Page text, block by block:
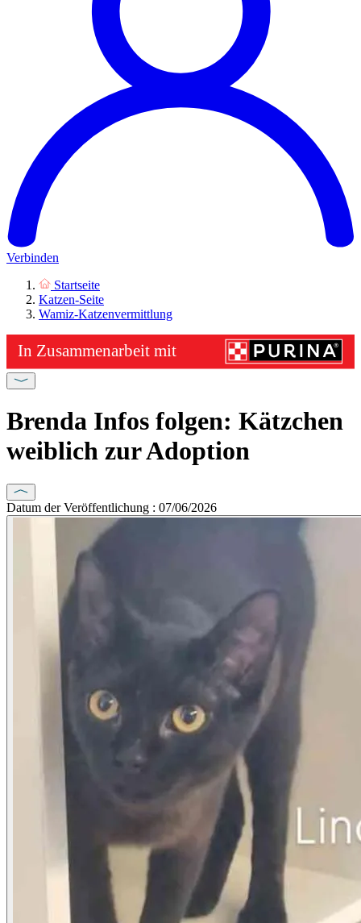
Verbinden
Startseite
Katzen-Seite
Wamiz-Katzenvermittlung
Brenda Infos folgen: Kätzchen
weiblich zur Adoption
Datum der Veröffentlichung : 07/06/2026